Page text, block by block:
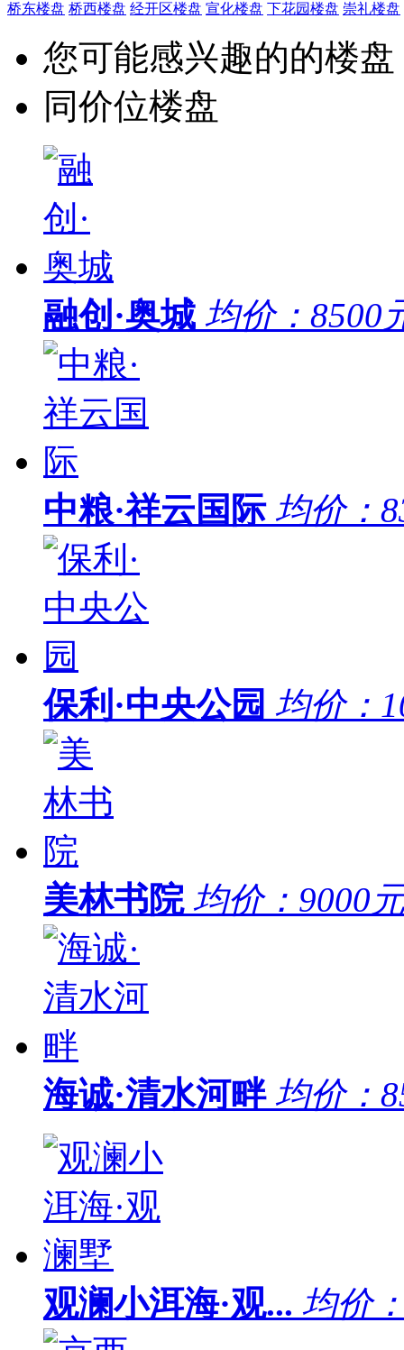
桥东楼盘 桥西楼盘 经开区楼盘 宣化楼盘 下花园楼盘 崇礼楼盘
您可能感兴趣的的楼盘
同价位楼盘
融创·奥城 均价： 8500
中粮·祥云国际 均价：
保利·中央公园 均价：
美林书院 均价： 9000
海诚·清水河畔 均价：
观澜小洱海·观... 均价